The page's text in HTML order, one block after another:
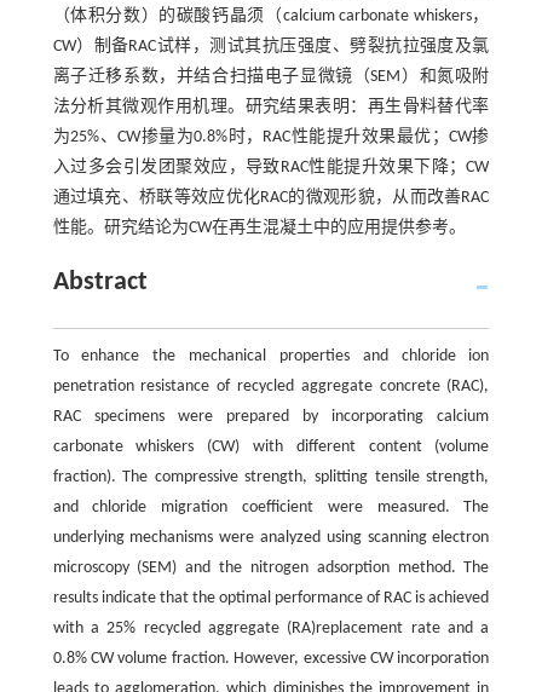
（体积分数）的碳酸钙晶须（calcium carbonate whiskers，
CW）制备RAC试样，测试其抗压强度、劈裂抗拉强度及氯
离子迁移系数，并结合扫描电子显微镜（SEM）和氮吸附
法分析其微观作用机理。研究结果表明：再生骨料替代率
为25%、CW掺量为0.8%时，RAC性能提升效果最优；CW掺
入过多会引发团聚效应，导致RAC性能提升效果下降；CW
通过填充、桥联等效应优化RAC的微观形貌，从而改善RAC
性能。研究结论为CW在再生混凝土中的应用提供参考。
Abstract
To enhance the mechanical properties and chloride ion
penetration resistance of recycled aggregate concrete (RAC),
RAC specimens were prepared by incorporating calcium
carbonate whiskers (CW) with different content (volume
fraction). The compressive strength, splitting tensile strength,
and chloride migration coefficient were measured. The
underlying mechanisms were analyzed using scanning electron
microscopy (SEM) and the nitrogen adsorption method. The
results indicate that the optimal performance of RAC is achieved
with a 25% recycled aggregate (RA)replacement rate and a
0.8% CW volume fraction. However, excessive CW incorporation